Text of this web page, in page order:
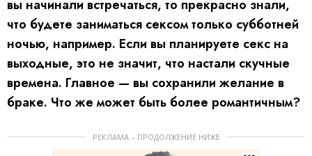
вы начинали встречаться, то прекрасно знали,
что будете заниматься сексом только субботней
ночью, например. Если вы планируете секс на
выходные, это не значит, что настали скучные
времена. Главное — вы сохранили желание в
браке. Что же может быть более романтичным?
РЕКЛАМА – ПРОДОЛЖЕНИЕ НИЖЕ